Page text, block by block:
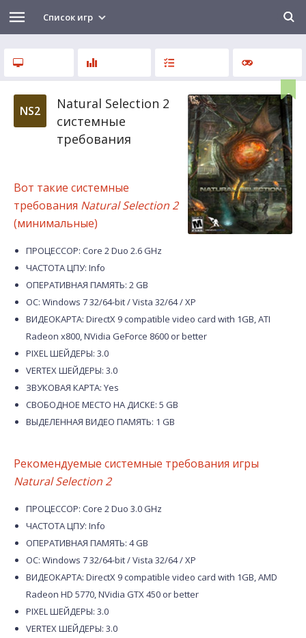
Список игр
NS2
Natural Selection 2
системные
требования
Вот такие системные
требования Natural Selection 2
(минимальные)
ПРОЦЕССОР: Core 2 Duo 2.6 GHz
ЧАСТОТА ЦПУ: Info
ОПЕРАТИВНАЯ ПАМЯТЬ: 2 GB
ОС: Windows 7 32/64-bit / Vista 32/64 / XP
ВИДЕОКАРТА: DirectX 9 compatible video card with 1GB, ATI
Radeon x800, NVidia GeForce 8600 or better
PIXEL ШЕЙДЕРЫ: 3.0
VERTEX ШЕЙДЕРЫ: 3.0
ЗВУКОВАЯ КАРТА: Yes
СВОБОДНОЕ МЕСТО НА ДИСКЕ: 5 GB
ВЫДЕЛЕННАЯ ВИДЕО ПАМЯТЬ: 1 GB
Рекомендуемые системные требования игры
Natural Selection 2
ПРОЦЕССОР: Core 2 Duo 3.0 GHz
ЧАСТОТА ЦПУ: Info
ОПЕРАТИВНАЯ ПАМЯТЬ: 4 GB
ОС: Windows 7 32/64-bit / Vista 32/64 / XP
ВИДЕОКАРТА: DirectX 9 compatible video card with 1GB, AMD
Radeon HD 5770, NVidia GTX 450 or better
PIXEL ШЕЙДЕРЫ: 3.0
VERTEX ШЕЙДЕРЫ: 3.0